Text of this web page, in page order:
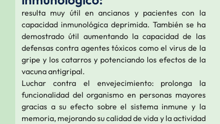
resulta muy útil en ancianos y pacientes con la
capacidad inmunológica deprimida. También se ha
demostrado útil aumentando la capacidad de las
defensas contra agentes tóxicos como el virus de la
gripe y los catarros y potenciando los efectos de la
vacuna antigripal.
Luchar contra el envejecimiento: prolonga la
funcionalidad del organismo en personas mayores
gracias a su efecto sobre el sistema inmune y la
memoria, mejorando su calidad de vida y la actividad